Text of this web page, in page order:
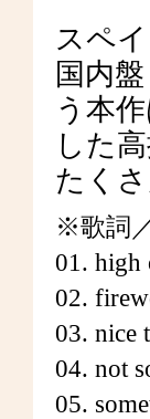
スペ
国内
う本
した
たく
※歌詞
01. high
02.
03. nice
04. not
05.